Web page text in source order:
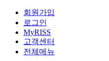
회원가입
로그인
MyRISS
고객센터
전체메뉴